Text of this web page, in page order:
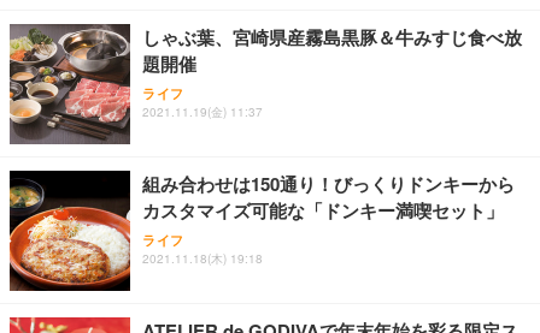
しゃぶ葉、宮崎県産霧島黒豚＆牛みすじ食べ放
題開催
ライフ
2021.11.19(金) 11:37
組み合わせは150通り！びっくりドンキーから
カスタマイズ可能な「ドンキー満喫セット」
ライフ
2021.11.18(木) 19:18